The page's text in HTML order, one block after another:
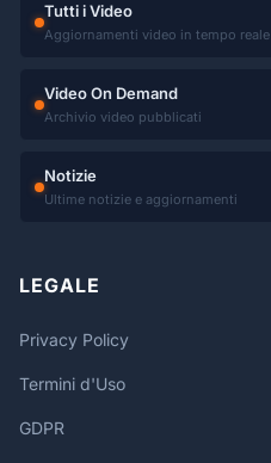
Tutti i Video
Aggiornamenti video in tempo reale
Video On Demand
Archivio video pubblicati
Notizie
Ultime notizie e aggiornamenti
LEGALE
Privacy Policy
Termini d'Uso
GDPR